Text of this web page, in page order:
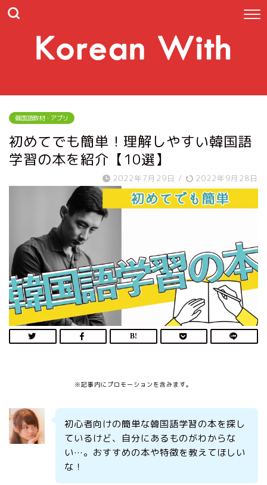
韓国語教材・アプリ
初めてでも簡単！理解しやすい韓国語
学習の本を紹介【10選】
2022年7月29日 / 2022年9月28日
※記事内にプロモーションを含みます。
初心者向けの簡単な韓国語学習の本を探し
ているけど、自分にあるものがわからな
い…。おすすめの本や特徴を教えてほしい
な！